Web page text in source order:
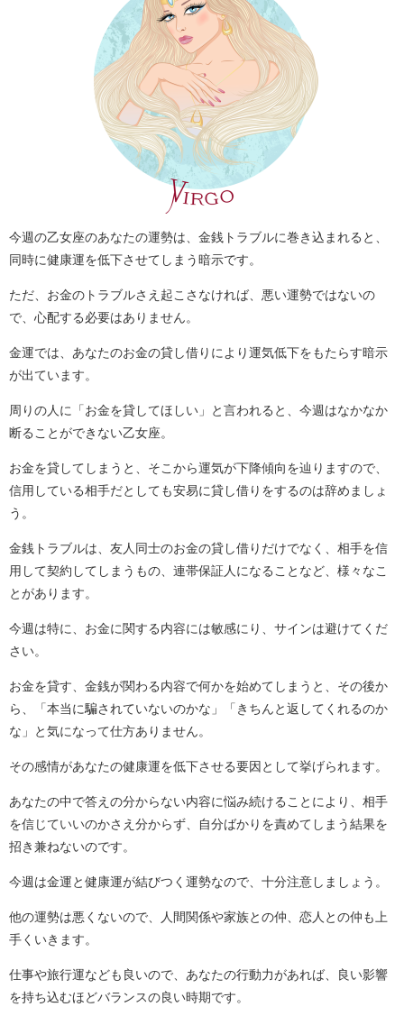
今週の乙女座のあなたの運勢は、金銭トラブルに巻き込まれると、
同時に健康運を低下させてしまう暗示です。
ただ、お金のトラブルさえ起こさなければ、悪い運勢ではないの
で、心配する必要はありません。
金運では、あなたのお金の貸し借りにより運気低下をもたらす暗示
が出ています。
周りの人に「お金を貸してほしい」と言われると、今週はなかなか
断ることができない乙女座。
お金を貸してしまうと、そこから運気が下降傾向を辿りますので、
信用している相手だとしても安易に貸し借りをするのは辞めましょ
う。
金銭トラブルは、友人同士のお金の貸し借りだけでなく、相手を信
用して契約してしまうもの、連帯保証人になることなど、様々なこ
とがあります。
今週は特に、お金に関する内容には敏感にり、サインは避けてくだ
さい。
お金を貸す、金銭が関わる内容で何かを始めてしまうと、その後か
ら、「本当に騙されていないのかな」「きちんと返してくれるのか
な」と気になって仕方ありません。
その感情があなたの健康運を低下させる要因として挙げられます。
あなたの中で答えの分からない内容に悩み続けることにより、相手
を信じていいのかさえ分からず、自分ばかりを責めてしまう結果を
招き兼ねないのです。
今週は金運と健康運が結びつく運勢なので、十分注意しましょう。
他の運勢は悪くないので、人間関係や家族との仲、恋人との仲も上
手くいきます。
仕事や旅行運なども良いので、あなたの行動力があれば、良い影響
を持ち込むほどバランスの良い時期です。